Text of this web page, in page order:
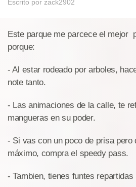
Escrito por zack2902
Este parque me parcece el mejor
porque:
- Al estar rodeado por arboles,
note tanto.
- Las animaciones de la calle, te
mangueras en su poder.
- Si vas con un poco de prisa pero
máximo, compra el speedy pass.
- Tambien, tienes funtes